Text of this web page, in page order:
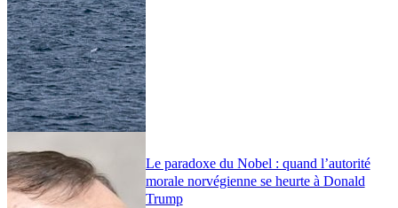
Le paradoxe du Nobel : quand l’autorité
morale norvégienne se heurte à Donald
Trump